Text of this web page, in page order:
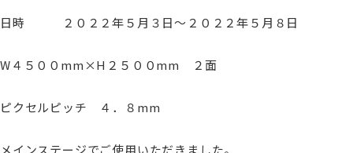
日時 ２０２２年５月３日～２０２２年５月８日
W４５００mm×H２５００mm ２面
ピクセルピッチ ４．８mm
メインステージでご使用いただきました。